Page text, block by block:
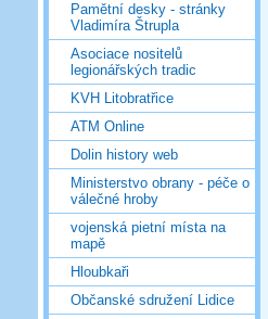
Pamětní desky - stránky
Vladimíra Štrupla
Asociace nositelů
legionářských tradic
KVH Litobratřice
ATM Online
Dolin history web
Ministerstvo obrany - péče o
válečné hroby
vojenská pietní místa na
mapě
Hloubkaři
Občanské sdružení Lidice